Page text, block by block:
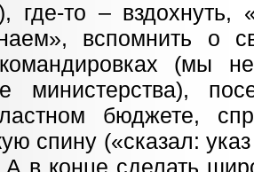
где-то –
вспомнить о
командировках (мы
министерства),
бюджете,
спину («сказал:
А в конце сделать